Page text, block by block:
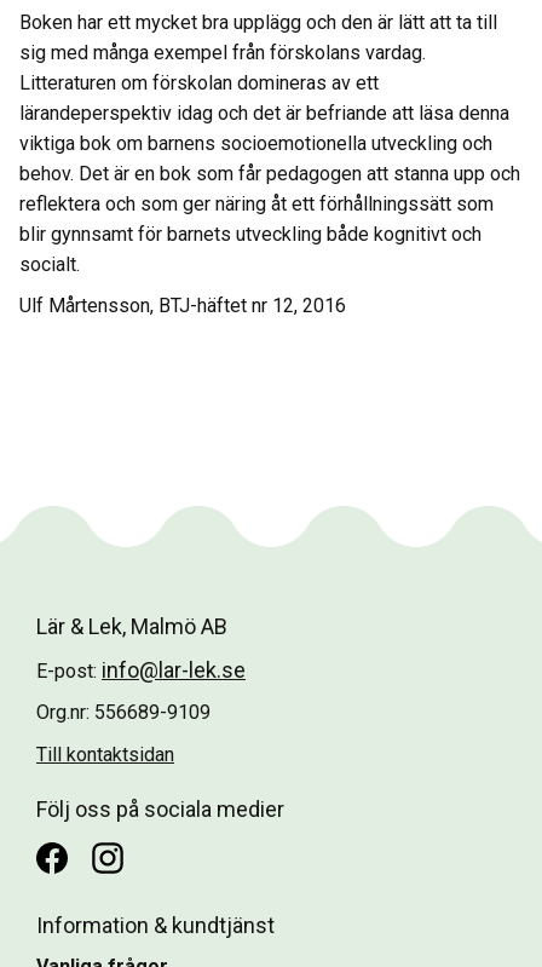
Boken har ett mycket bra upplägg och den är lätt att ta till
sig med många exempel från förskolans vardag.
Litteraturen om förskolan domineras av ett
lärandeperspektiv idag och det är befriande att läsa denna
viktiga bok om barnens socioemotionella utveckling och
behov. Det är en bok som får pedagogen att stanna upp och
reflektera och som ger näring åt ett förhållningssätt som
blir gynnsamt för barnets utveckling både kognitivt och
socialt.
Ulf Mårtensson, BTJ-häftet nr 12, 2016
Lär & Lek, Malmö AB
E-post: info@lar-lek.se
Org.nr: 556689-9109
Till kontaktsidan
Följ oss på sociala medier
Information & kundtjänst